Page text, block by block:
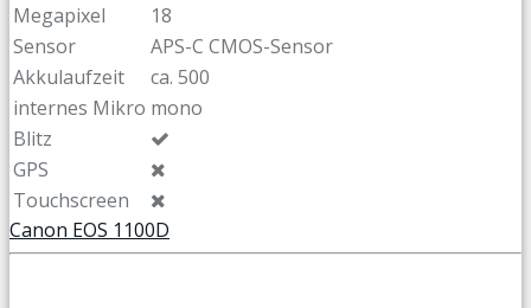
Megapixel
18
Sensor
APS-C CMOS-Sensor
Akkulaufzeit
ca. 500
internes Mikro mono
Blitz
GPS
Touchscreen
Canon EOS 1100D